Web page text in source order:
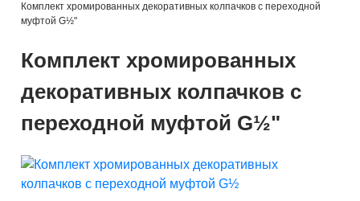
Комплект хромированных декоративных колпачков с переходной
муфтой G½"
Комплект хромированных
декоративных колпачков с
переходной муфтой G½"